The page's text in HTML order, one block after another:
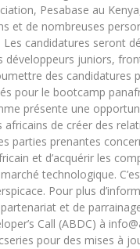
Pesabase au
et de nombreuses
Les candidatures seront
développeurs juniors,
des candidatures
pour le bootcamp
présente une
africains de créer des
parties prenantes
et d’acquérir les
technologique.
Pour plus
et de
Call (ABDC) à
pour des mises à